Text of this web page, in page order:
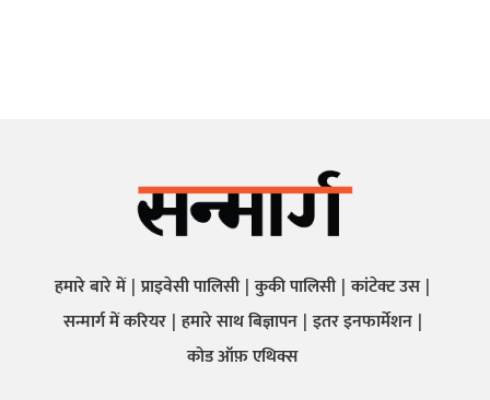
हमारे बारे में प्राइवेसी पालिसी कुकी पालिसी कांटेक्ट उस
सन्मार्ग में करियर हमारे साथ बिज्ञापन इतर इनफार्मेशन
कोड ऑफ़ एथिक्स